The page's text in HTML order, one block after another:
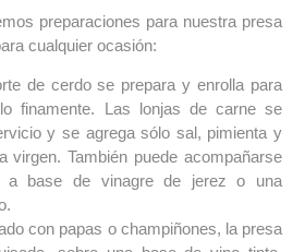
preparaciones para nuestra presa
cualquier ocasión:
de cerdo se prepara y enrolla para
finamente. Las lonjas de carne se
y se agrega sólo sal, pimienta y
virgen. También puede acompañarse
a base de vinagre de jerez o una
con papas o champiñones, la presa